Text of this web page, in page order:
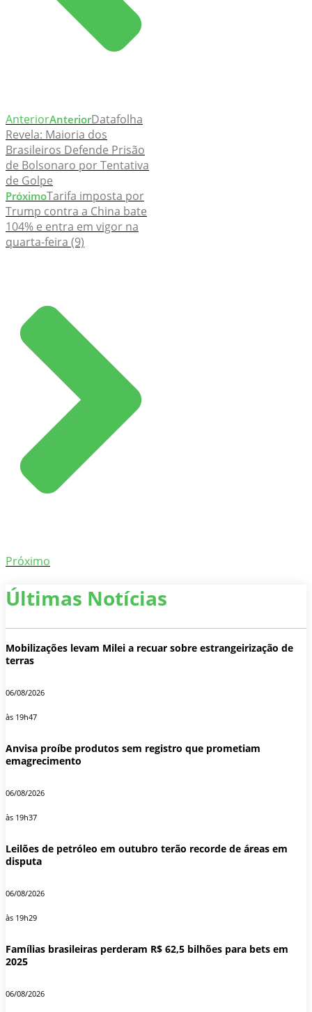
AnteriorAnteriorDatafolha
Revela: Maioria dos
Brasileiros Defende Prisão
de Bolsonaro por Tentativa
de Golpe
PróximoTarifa imposta por
Trump contra a China bate
104% e entra em vigor na
quarta-feira (9)
Próximo
Últimas Notícias
Mobilizações levam Milei a recuar sobre estrangeirização de
terras
06/08/2026
às 19h47
Anvisa proíbe produtos sem registro que prometiam
emagrecimento
06/08/2026
às 19h37
Leilões de petróleo em outubro terão recorde de áreas em
disputa
06/08/2026
às 19h29
Famílias brasileiras perderam R$ 62,5 bilhões para bets em
2025
06/08/2026